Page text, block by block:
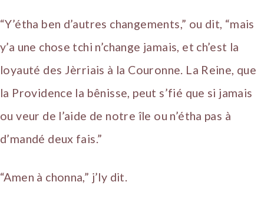
“Y’étha ben d’autres changements,” ou dit, “mais
y’a une chose tchi n’change jamais, et ch’est la
loyauté des Jèrriais à la Couronne. La Reine, que
la Providence la bênisse, peut s’fié que si jamais
ou veur de l’aide de notre île ou n’étha pas à
d’mandé deux fais.”
“Amen à chonna,” j’ly dit.